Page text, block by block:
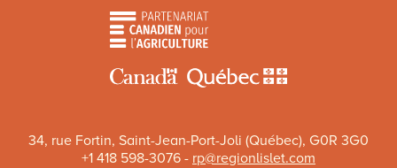
34, rue Fortin, Saint-Jean-Port-Joli (Québec), G0R 3G0
+1 418 598-3076 - rp@regionlislet.com